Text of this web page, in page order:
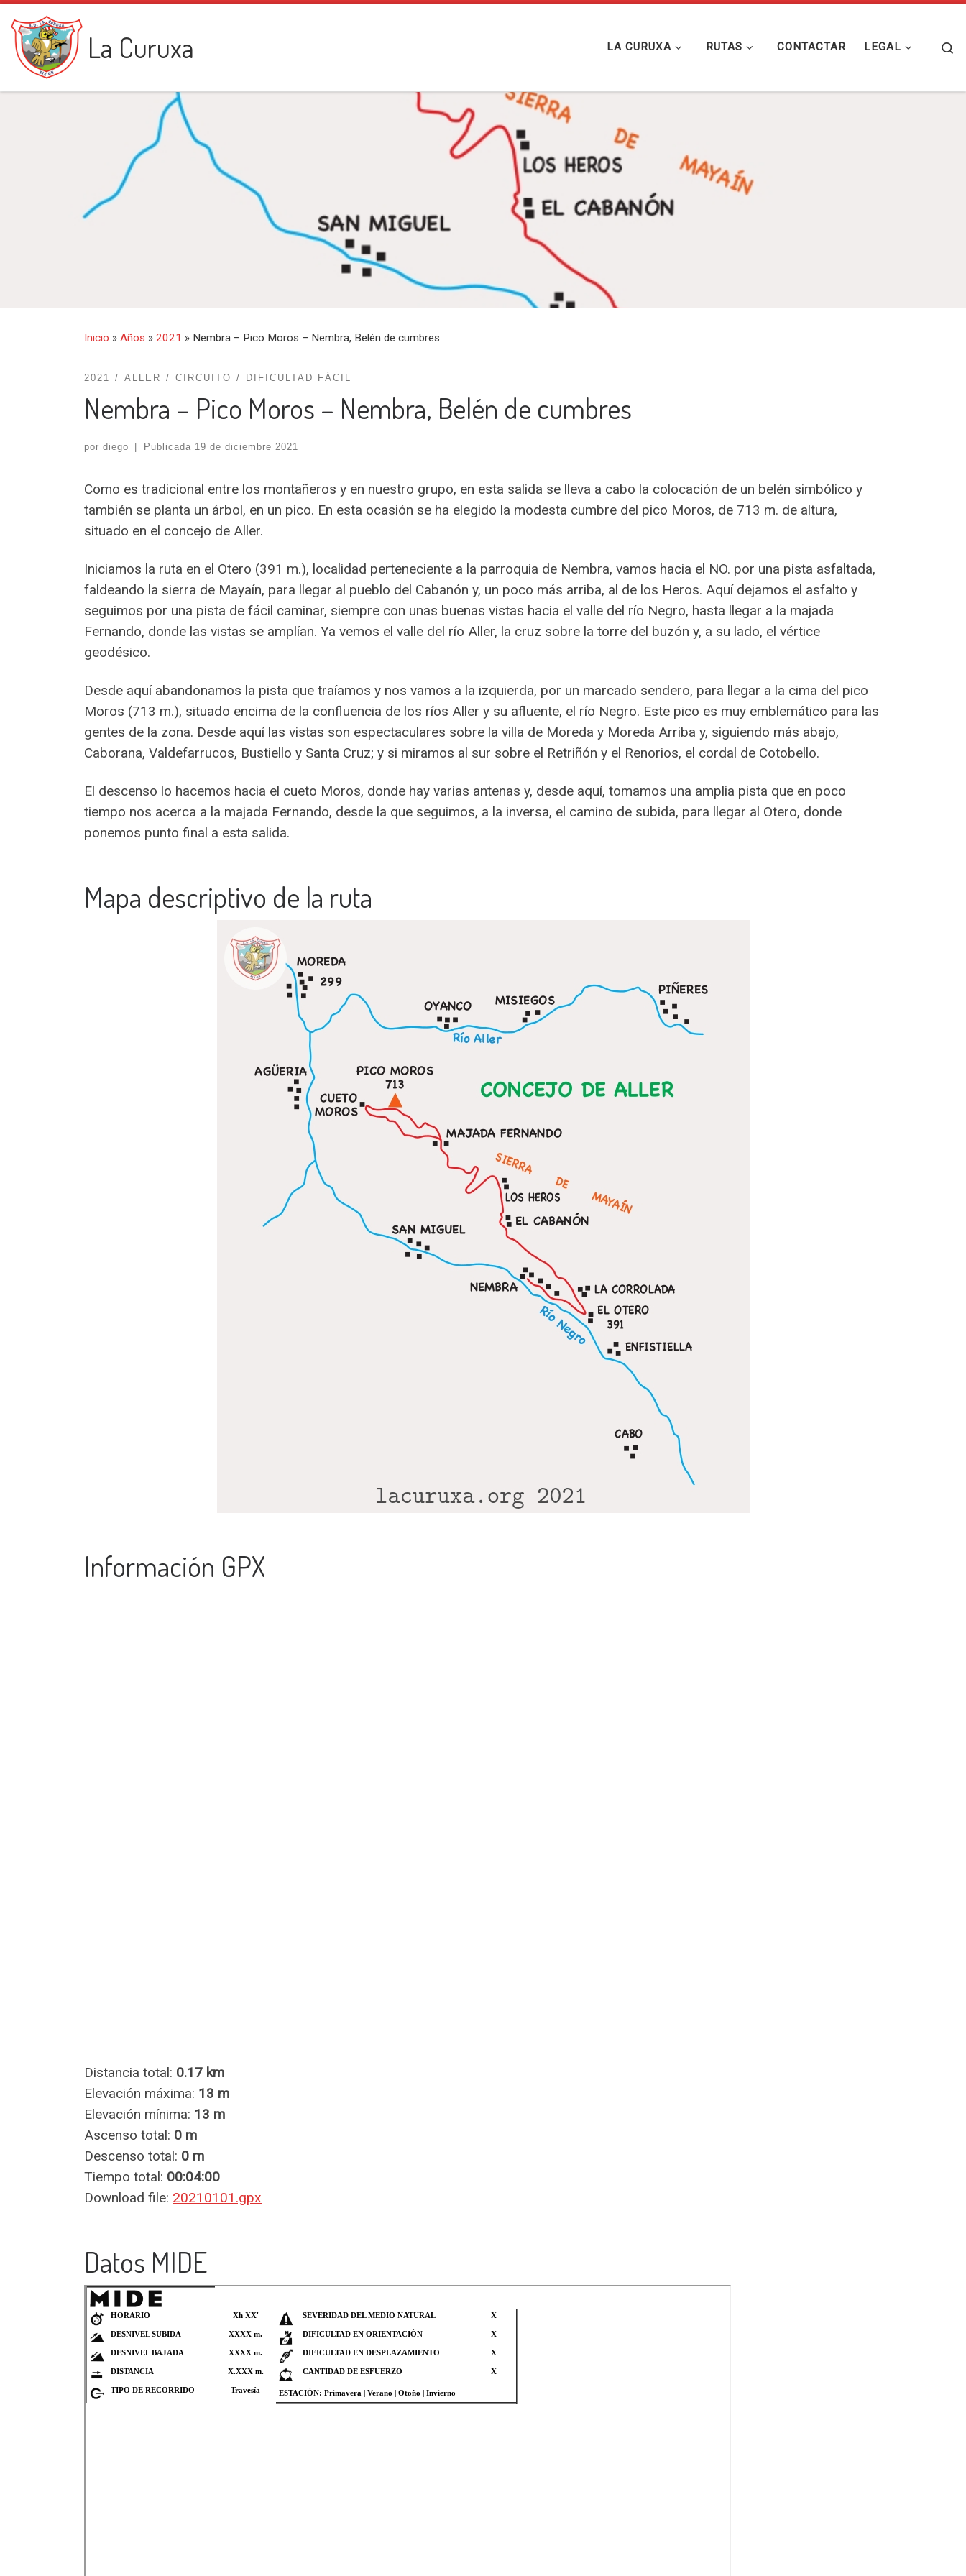
Saltar al contenido
La Curuxa LA CURUXA RUTAS CONTACTAR LEGAL
Inicio » Años » 2021 » Nembra – Pico Moros – Nembra, Belén de cumbres
2021 ALLER CIRCUITO DIFICULTAD FÁCIL
Nembra – Pico Moros – Nembra, Belén de cumbres
por diego Publicada 19 de diciembre 2021
Como es tradicional entre los montañeros y en nuestro grupo, en esta salida se lleva a cabo la colocación de un belén simbólico y
también se planta un árbol, en un pico. En esta ocasión se ha elegido la modesta cumbre del pico Moros, de 713 m. de altura,
situado en el concejo de Aller.
Iniciamos la ruta en el Otero (391 m.), localidad perteneciente a la parroquia de Nembra, vamos hacia el NO. por una pista asfaltada,
faldeando la sierra de Mayaín, para llegar al pueblo del Cabanón y, un poco más arriba, al de los Heros. Aquí dejamos el asfalto y
seguimos por una pista de fácil caminar, siempre con unas buenas vistas hacia el valle del río Negro, hasta llegar a la majada
Fernando, donde las vistas se amplían. Ya vemos el valle del río Aller, la cruz sobre la torre del buzón y, a su lado, el vértice
geodésico.
Desde aquí abandonamos la pista que traíamos y nos vamos a la izquierda, por un marcado sendero, para llegar a la cima del pico
Moros (713 m.), situado encima de la confluencia de los ríos Aller y su afluente, el río Negro. Este pico es muy emblemático para las
gentes de la zona. Desde aquí las vistas son espectaculares sobre la villa de Moreda y Moreda Arriba y, siguiendo más abajo,
Caborana, Valdefarrucos, Bustiello y Santa Cruz; y si miramos al sur sobre el Retriñón y el Renorios, el cordal de Cotobello.
El descenso lo hacemos hacia el cueto Moros, donde hay varias antenas y, desde aquí, tomamos una amplia pista que en poco
tiempo nos acerca a la majada Fernando, desde la que seguimos, a la inversa, el camino de subida, para llegar al Otero, donde
ponemos punto final a esta salida.
Mapa descriptivo de la ruta
Información GPX
Distancia total: 0.17 km
Elevación máxima: 13 m
Elevación mínima: 13 m
Ascenso total: 0 m
Descenso total: 0 m
Tiempo total: 00:04:00
Download file: 20210101.gpx
Datos MIDE